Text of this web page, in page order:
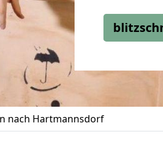
nach Hartmannsdorf